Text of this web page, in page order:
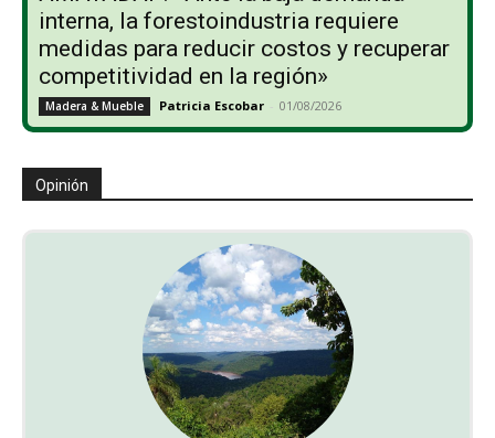
interna, la forestoindustria requiere
medidas para reducir costos y recuperar
competitividad en la región»
Madera & Mueble Patricia Escobar - 01/08/2026
Opinión